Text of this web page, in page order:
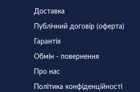
Доставка
Публічний договір (оферта)
Гарантія
Обмін - повернення
Про нас
Політика конфіденційності